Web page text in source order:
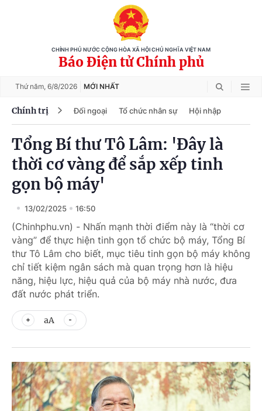
CHÍNH PHỦ NƯỚC CỘNG HÒA XÃ HỘI CHỦ NGHĨA VIỆT NAM
Báo Điện tử Chính phủ
Thứ năm, 6/8/2026 MỚI NHẤT
Chính trị Đối ngoại Tổ chức nhân sự Hội nhập
Tổng Bí thư Tô Lâm: 'Đây là
thời cơ vàng để sắp xếp tinh
gọn bộ máy'
13/02/2025 16:50
(Chinhphu.vn) - Nhấn mạnh thời điểm này là “thời cơ
vàng” để thực hiện tinh gọn tổ chức bộ máy, Tổng Bí
thư Tô Lâm cho biết, mục tiêu tinh gọn bộ máy không
chỉ tiết kiệm ngân sách mà quan trọng hơn là hiệu
năng, hiệu lực, hiệu quả của bộ máy nhà nước, đưa
đất nước phát triển.
aA